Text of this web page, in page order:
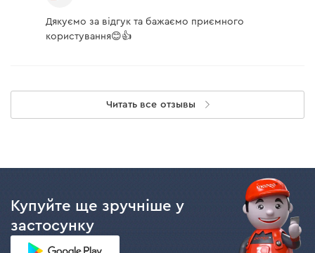
Дякуємо за відгук та бажаємо приємного
користування😊👍
Читать все отзывы
Купуйте ще зручніше у
застосунку